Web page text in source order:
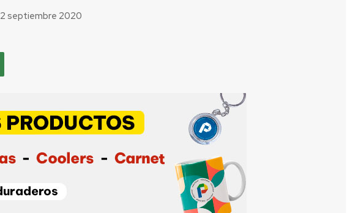
2 septiembre 2020